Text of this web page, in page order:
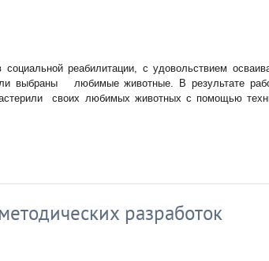
реабилитации, с удовольствием
выбраны любимые животные. В результате
своих любимых животных с помощью
разработок